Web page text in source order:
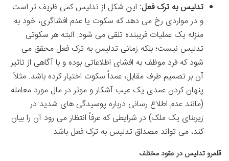
تدلیس به ترک فعل: این شکل از تدلیس کمی ظریف تر است
و در مواردی رخ می دهد که سکوت یا عدم افشاگری، خود به
منزله یک عملیات فریبنده تلقی می شود. البته هر سکوتی
تدلیس نیست؛ بلکه زمانی تدلیس به ترک فعل محقق می
شود که فرد موظف به افشای اطلاعاتی بوده و با آگاهی از تاثیر
آن بر تصمیم طرف مقابل، عمداً سکوت اختیار کرده باشد. مثلاً
پنهان کردن عمدی یک عیب آشکار و موثر در مال مورد معامله
(مانند عدم اطلاع رسانی درباره پوسیدگی های شدید در
زیربنای یک ملک) در شرایطی که عرفاً انتظار می رود آن را بیان
کند، می تواند مصداق تدلیس به ترک فعل باشد.
قلمرو تدلیس در عقود مختلف